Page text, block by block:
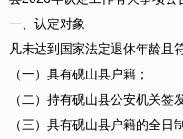
一、认定对象
凡未达到国家法定退休年龄且
（一）具有砚山县户籍；
（二）持有砚山县公安机关签
（三）具有砚山县户籍的全